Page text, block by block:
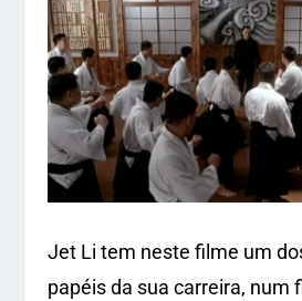
Jet Li tem neste filme um
papéis da sua carreira, num